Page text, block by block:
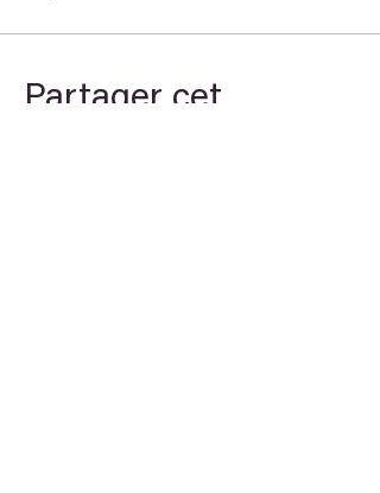
Partager cet